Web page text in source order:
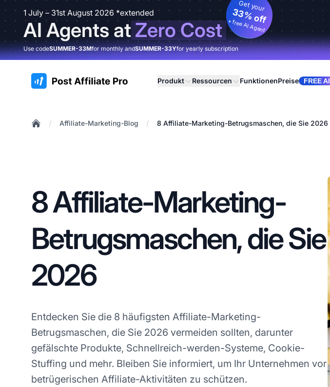
1 July – 31st August 2026 *extended
AI Agents atZero Cost
Get your
33% off
+ free AI Agent
Use codeSUMMER-33Mfor monthly andSUMMER-33Yfor yearly subscription
:site.title Produkt Ressourcen FunktionenPreise FREE AI
/ Affiliate-Marketing-Blog / 8 Affiliate-Marketing-Betrugsmaschen, die Sie 2026
8 Affiliate-Marketing-
Betrugsmaschen, die Sie
2026
Entdecken Sie die 8 häufigsten Affiliate-Marketing-
Betrugsmaschen, die Sie 2026 vermeiden sollten, darunter
gefälschte Produkte, Schnellreich-werden-Systeme, Cookie-
Stuffing und mehr. Bleiben Sie informiert, um Ihr Unternehmen vor
betrügerischen Affiliate-Aktivitäten zu schützen.